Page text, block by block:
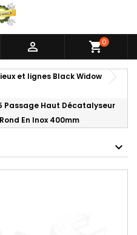
 shopping_cart0
et lignes Black Widow
Passage Haut Décatalyseur
En Inox 400mm